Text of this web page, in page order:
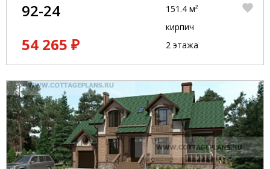
92-24
54 265 ₽
151.4 м²
кирпич
2 этажа